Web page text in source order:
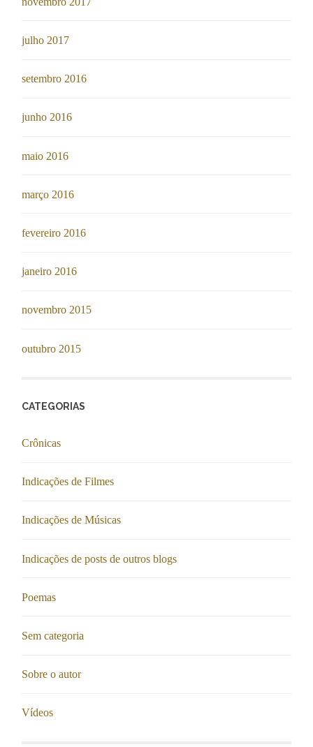
julho 2017
setembro 2016
junho 2016
maio 2016
março 2016
fevereiro 2016
janeiro 2016
novembro 2015
outubro 2015
CATEGORIAS
Crônicas
Indicações de Filmes
Indicações de Músicas
Indicações de posts de outros blogs
Poemas
Sem categoria
Sobre o autor
Vídeos